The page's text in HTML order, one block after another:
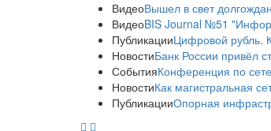
ВидеоВышел в свет
ВидеоBIS Journal №51
ПубликацииЦифровой рубль.
НовостиБанк России привёл
СобытияКонференция по
НовостиКак магистральная
ПубликацииОпорная